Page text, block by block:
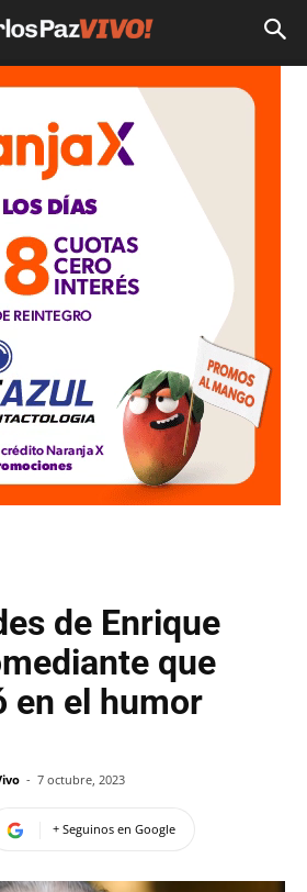
de Enrique
que
en el humor
- 7 octubre, 2023
+ Seguinos en Google